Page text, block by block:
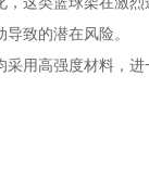
致的潜在风险。
采用高强度材料，